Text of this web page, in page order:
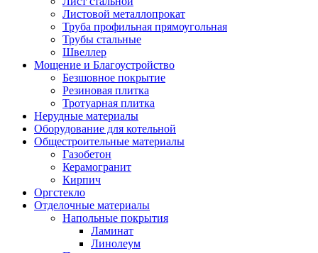
Листовой металлопрокат
Труба профильная прямоугольная
Трубы стальные
Швеллер
Мощение и Благоустройство
Безшовное покрытие
Резиновая плитка
Тротуарная плитка
Нерудные материалы
Оборудование для котельной
Общестроительные материалы
Газобетон
Керамогранит
Кирпич
Оргстекло
Отделочные материалы
Напольные покрытия
Ламинат
Линолеум